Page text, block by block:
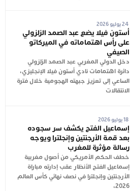
24 يوليو 2026
أستون فيلا يضع عبد الصمد الزلزولي
على رأس اهتماماته في الميركاتو
الصيفي
دخل الدولي المغربي عبد الصمد الزلزولي
دائرة اهتمامات نادي أستون فيلا الإنجليزي،
الساعي إلى تعزيز جبهته الهجومية خلال فترة
الانتقالات
18 يوليو 2026
إسماعيل الفتح يكشف سر سجوده
بعد قمة الأرجنتين وإنجلترا ويوجه
رسالة مؤثرة للمغرب
خطف الحكم الأمريكي من أصول مغربية
إسماعيل الفتح الأنظار عقب إدارته مباراة
الأرجنتين وإنجلترا في نصف نهائي كأس العالم
2026،